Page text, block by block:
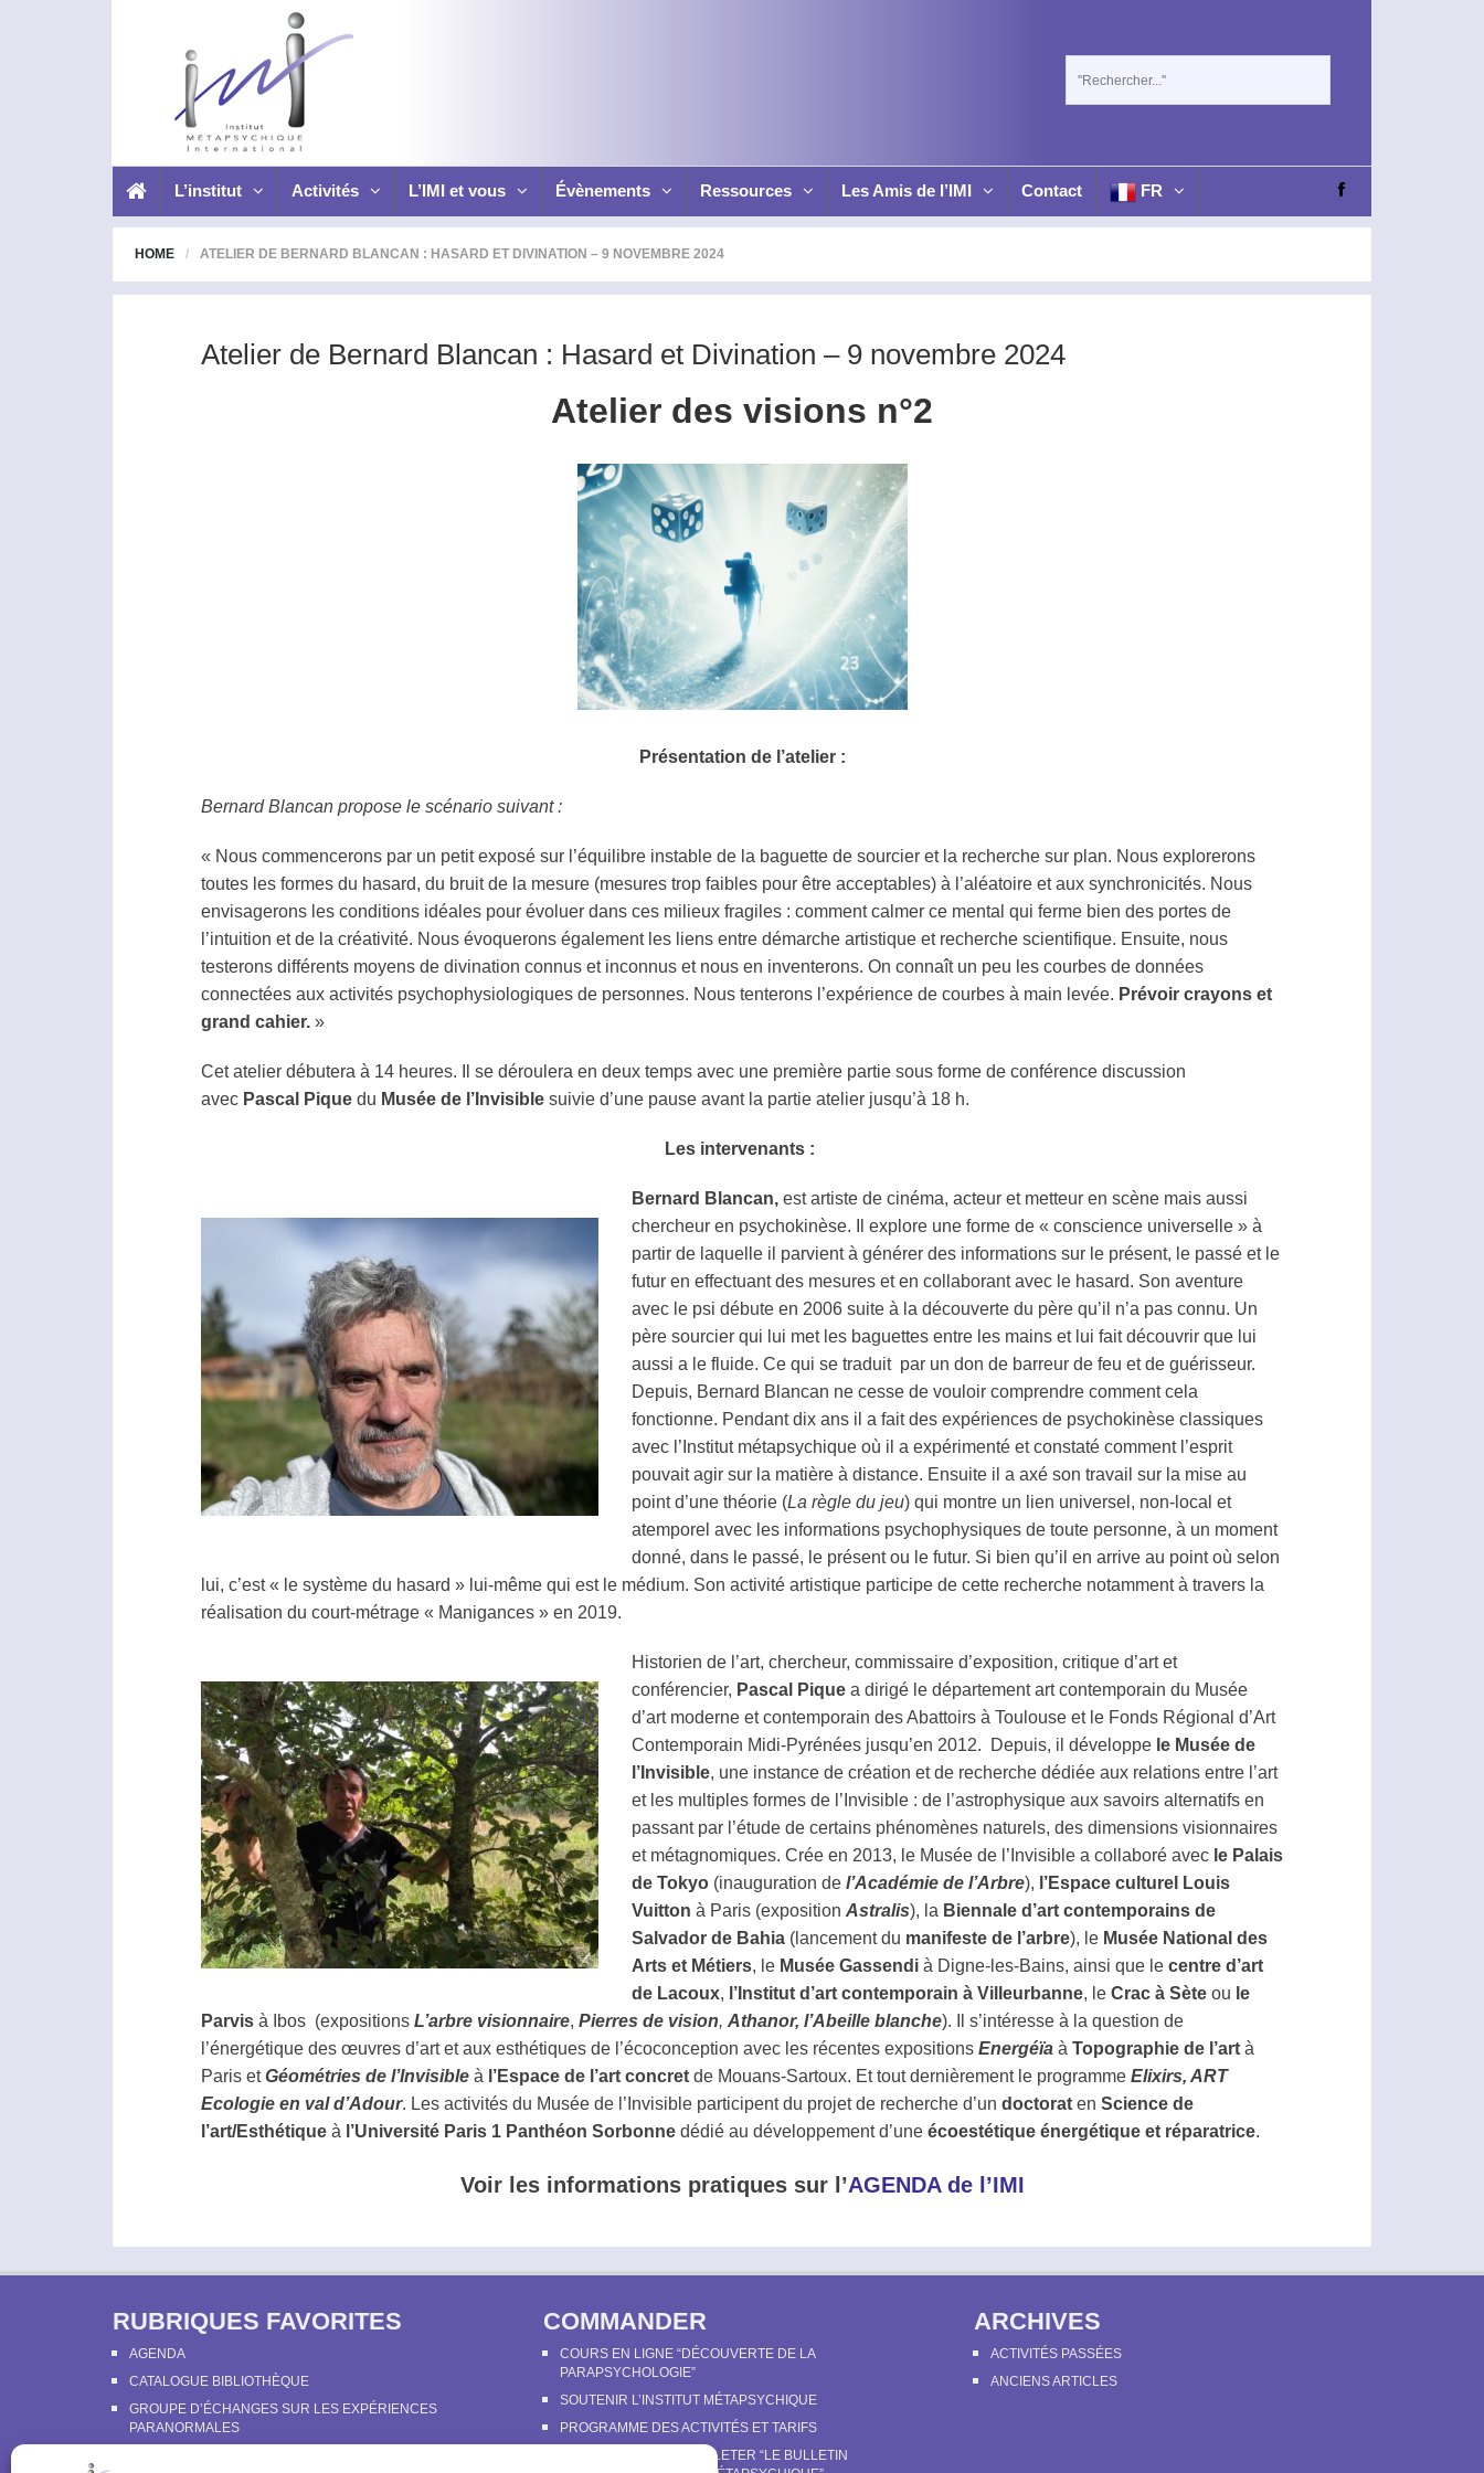
L’institut Activités L’IMI et vous Évènements Ressources Les Amis de l’IMI Contact FR
HOME ATELIER DE BERNARD BLANCAN : HASARD ET DIVINATION – 9 NOVEMBRE 2024
Atelier de Bernard Blancan : Hasard et Divination – 9 novembre 2024
Atelier des visions n°2
Présentation de l’atelier :
Bernard Blancan propose le scénario suivant :
« Nous commencerons par un petit exposé sur l’équilibre instable de la baguette de sourcier et la recherche sur plan. Nous explorerons
toutes les formes du hasard, du bruit de la mesure (mesures trop faibles pour être acceptables) à l’aléatoire et aux synchronicités. Nous
envisagerons les conditions idéales pour évoluer dans ces milieux fragiles : comment calmer ce mental qui ferme bien des portes de
l’intuition et de la créativité. Nous évoquerons également les liens entre démarche artistique et recherche scientifique. Ensuite, nous
testerons différents moyens de divination connus et inconnus et nous en inventerons. On connaît un peu les courbes de données
connectées aux activités psychophysiologiques de personnes. Nous tenterons l’expérience de courbes à main levée. Prévoir crayons et
grand cahier. »
Cet atelier débutera à 14 heures. Il se déroulera en deux temps avec une première partie sous forme de conférence discussion
avec Pascal Pique du Musée de l’Invisible suivie d’une pause avant la partie atelier jusqu’à 18 h.
Les intervenants :
Bernard Blancan, est artiste de cinéma, acteur et metteur en scène mais aussi
chercheur en psychokinèse. Il explore une forme de « conscience universelle » à
partir de laquelle il parvient à générer des informations sur le présent, le passé et le
futur en effectuant des mesures et en collaborant avec le hasard. Son aventure
avec le psi débute en 2006 suite à la découverte du père qu’il n’a pas connu. Un
père sourcier qui lui met les baguettes entre les mains et lui fait découvrir que lui
aussi a le fluide. Ce qui se traduit par un don de barreur de feu et de guérisseur.
Depuis, Bernard Blancan ne cesse de vouloir comprendre comment cela
fonctionne. Pendant dix ans il a fait des expériences de psychokinèse classiques
avec l’Institut métapsychique où il a expérimenté et constaté comment l’esprit
pouvait agir sur la matière à distance. Ensuite il a axé son travail sur la mise au
point d’une théorie (La règle du jeu) qui montre un lien universel, non-local et
atemporel avec les informations psychophysiques de toute personne, à un moment
donné, dans le passé, le présent ou le futur. Si bien qu’il en arrive au point où selon
lui, c’est « le système du hasard » lui-même qui est le médium. Son activité artistique participe de cette recherche notamment à travers la
réalisation du court-métrage « Manigances » en 2019.
Historien de l’art, chercheur, commissaire d’exposition, critique d’art et
conférencier, Pascal Pique a dirigé le département art contemporain du Musée
d’art moderne et contemporain des Abattoirs à Toulouse et le Fonds Régional d’Art
Contemporain Midi-Pyrénées jusqu’en 2012. Depuis, il développe le Musée de
l’Invisible, une instance de création et de recherche dédiée aux relations entre l’art
et les multiples formes de l’Invisible : de l’astrophysique aux savoirs alternatifs en
passant par l’étude de certains phénomènes naturels, des dimensions visionnaires
et métagnomiques. Crée en 2013, le Musée de l’Invisible a collaboré avec le Palais
de Tokyo (inauguration de l’Académie de l’Arbre), l’Espace culturel Louis
Vuitton à Paris (exposition Astralis), la Biennale d’art contemporains de
Salvador de Bahia (lancement du manifeste de l’arbre), le Musée National des
Arts et Métiers, le Musée Gassendi à Digne-les-Bains, ainsi que le centre d’art
de Lacoux, l’Institut d’art contemporain à Villeurbanne, le Crac à Sète ou le
Parvis à Ibos (expositions L’arbre visionnaire, Pierres de vision, Athanor, l’Abeille blanche). Il s’intéresse à la question de
l’énergétique des œuvres d’art et aux esthétiques de l’écoconception avec les récentes expositions Energéïa à Topographie de l’art à
Paris etGéométries de l’Invisible à l’Espace de l’art concret de Mouans-Sartoux. Et tout dernièrement le programme Elixirs, ART
Ecologie en val d’Adour. Les activités du Musée de l’Invisible participent du projet de recherche d’un doctorat en Science de
l’art/Esthétique à l’Université Paris 1 Panthéon Sorbonne dédié au développement d’une écoestétique énergétique et réparatrice.
Voir les informations pratiques sur l’AGENDA de l’IMI
RUBRIQUES FAVORITES
AGENDA
CATALOGUE BIBLIOTHÈQUE
GROUPE D’ÉCHANGES SUR LES EXPÉRIENCES
PARANORMALES
COMMANDER
COURS EN LIGNE “DÉCOUVERTE DE LA
PARAPSYCHOLOGIE”
SOUTENIR L’INSTITUT MÉTAPSYCHIQUE
PROGRAMME DES ACTIVITÉS ET TARIFS
COMMANDER OU FEUILLETER “LE BULLETIN
ARCHIVES
ACTIVITÉS PASSÉES
ANCIENS ARTICLES